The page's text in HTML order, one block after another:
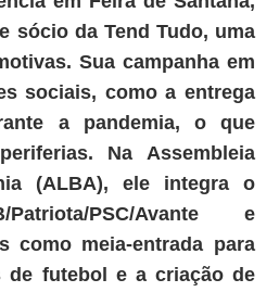
sócio da Tend Tudo, uma
Sua campanha em
sociais, como a entrega
a pandemia, o que
Na Assembleia
(ALBA), ele integra o
PSC/Avante e
como meia-entrada para
de futebol e a criação de